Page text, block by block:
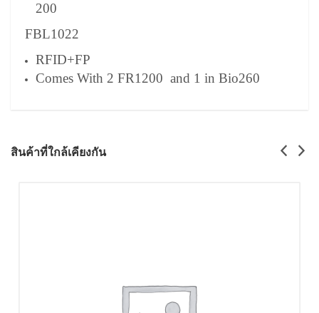
200
FBL1022
RFID+FP
Comes With 2 FR1200 and 1 in Bio260
สินค้าที่ใกล้เคียงกัน